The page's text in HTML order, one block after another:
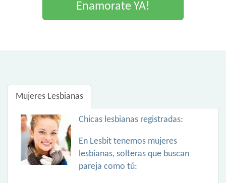
Enamorate YA!
Mujeres Lesbianas
Chicas lesbianas registradas:
En Lesbit tenemos mujeres
lesbianas, solteras que buscan
pareja como tú: